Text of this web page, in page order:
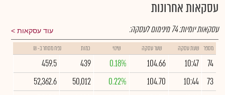
עסקאות אחרונות
עוד עסקאות עסקאות יומיות:74מינימום לעסקה:
מספר שעת עסקה שער עסקה שינוי כמות נפח מסחר ב- ₪
74
10:47
104.66
0.18%
439
459.5
73
10:44
104.70
0.22%
50,012
52,362.6